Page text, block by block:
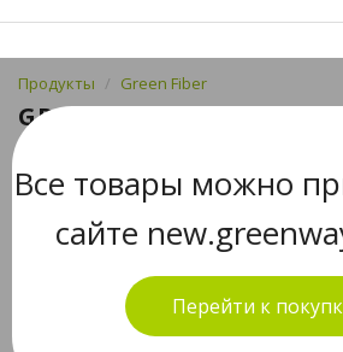
Все товары можно
сайте
Перейти к
Продукты Green Fiber
GREEN FIBER HOME
УНИВЕРСАЛЬНАЯ,